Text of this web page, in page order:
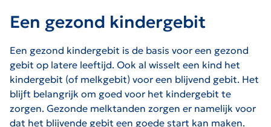
Een gezond kindergebit
Een gezond kindergebit is de basis voor een gezond
gebit op latere leeftijd. Ook al wisselt een kind het
kindergebit (of melkgebit) voor een blijvend gebit. Het
blijft belangrijk om goed voor het kindergebit te
zorgen. Gezonde melktanden zorgen er namelijk voor
dat het blijvende gebit een goede start kan maken.